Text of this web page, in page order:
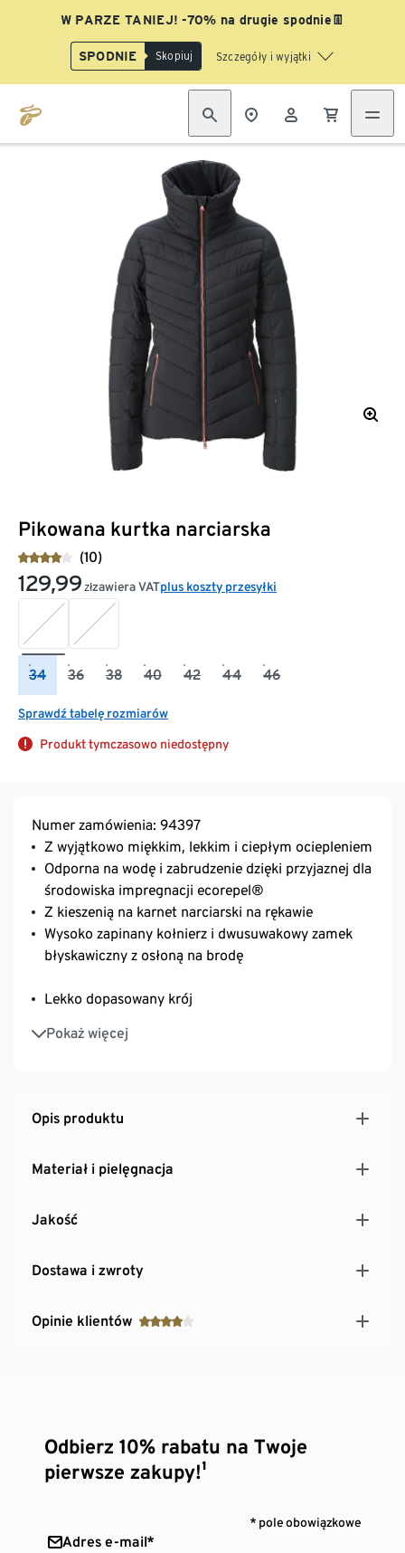
W PARZE TANIEJ! -70% na drugie spodnie👖
SPODNIE Skopiuj Szczegóły i wyjątki
Pikowana kurtka narciarska
(10)
129,99 złzawiera VATplus koszty przesyłki
34 36 38 40 42 44 46
Sprawdź tabelę rozmiarów
Produkt tymczasowo niedostępny
Numer zamówienia: 94397
Z wyjątkowo miękkim, lekkim i ciepłym ociepleniem
Odporna na wodę i zabrudzenie dzięki przyjaznej dla
środowiska impregnacji ecorepel®
Z kieszenią na karnet narciarski na rękawie
Wysoko zapinany kołnierz i dwusuwakowy zamek
błyskawiczny z osłoną na brodę
Lekko dopasowany krój
Pokaż więcej
2 kieszenie wpuszczane zapinane na zamek
błyskawiczny i 1 kieszeń wewnętrzna
Opis produktu
Materiał i pielęgnacja
Jakość
Dostawa i zwroty
Opinie klientów
Odbierz 10% rabatu na Twoje
pierwsze zakupy!¹
* pole obowiązkowe
Adres e-mail*